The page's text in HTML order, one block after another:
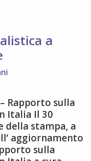
a
Rapporto sulla
Italia Il 30
della stampa, a
aggiornamento
sulla